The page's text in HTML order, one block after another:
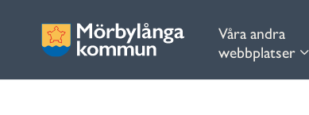
Våra andra
webbplatser